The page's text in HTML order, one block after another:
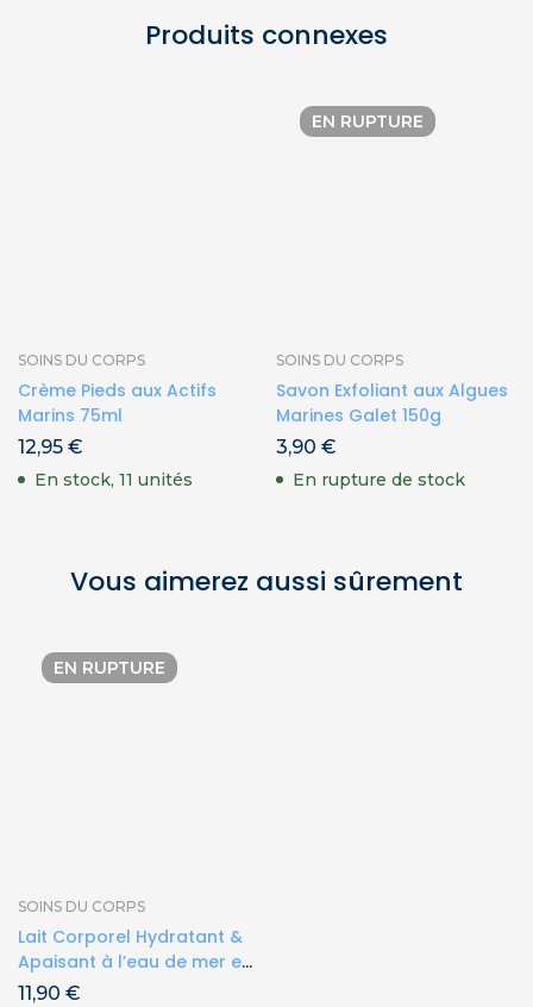
Produits connexes
SOINS DU CORPS
Crème Pieds aux Actifs
Marins 75ml
12,95 €
En stock, 11 unités
EN RUPTURE
SOINS DU CORPS
Savon Exfoliant aux Algues
Marines Galet 150g
3,90 €
En rupture de stock
Vous aimerez aussi sûrement
EN RUPTURE
SOINS DU CORPS
Lait Corporel Hydratant &
Apaisant à l’eau de mer et
aux huiles essentielles
11,90 €